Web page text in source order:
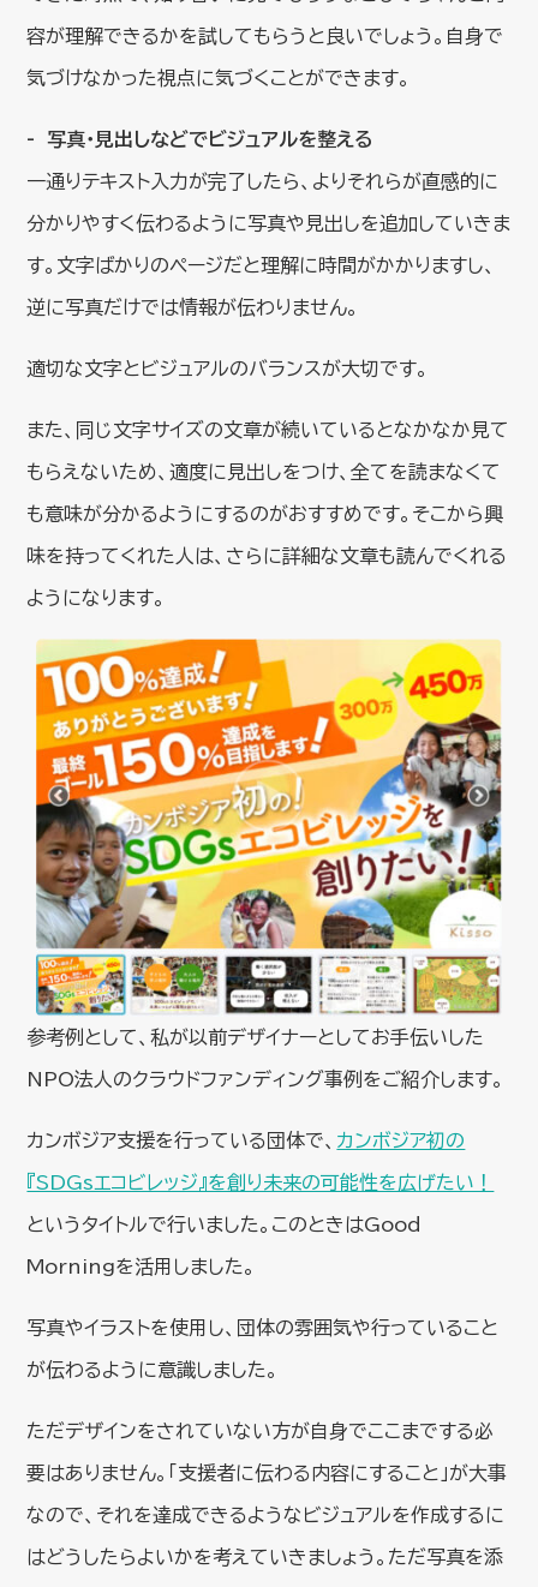
容が理解できるかを試してもらうと良いでしょう。自身で
気づけなかった視点に気づくことができます。
写真・見出しなどでビジュアルを整える
一通りテキスト入力が完了したら、よりそれらが直感的に
分かりやすく伝わるように写真や見出しを追加していきま
す。文字ばかりのページだと理解に時間がかかりますし、
逆に写真だけでは情報が伝わりません。
適切な文字とビジュアルのバランスが大切です。
また、同じ文字サイズの文章が続いているとなかなか見て
もらえないため、適度に見出しをつけ、全てを読まなくて
も意味が分かるようにするのがおすすめです。そこから興
味を持ってくれた人は、さらに詳細な文章も読んでくれる
ようになります。
参考例として、私が以前デザイナーとしてお手伝いした
NPO法人のクラウドファンディング事例をご紹介します。
カンボジア支援を行っている団体で、 カンボジア初の
『SDGsエコビレッジ』を創り未来の可能性を広げたい！
というタイトルで行いました。このときはGood
Morningを活用しました。
写真やイラストを使用し、団体の雰囲気や行っていること
が伝わるように意識しました。
ただデザインをされていない方が自身でここまでする必
要はありません。「支援者に伝わる内容にすること」が大事
なので、それを達成できるようなビジュアルを作成するに
はどうしたらよいかを考えていきましょう。ただ写真を添